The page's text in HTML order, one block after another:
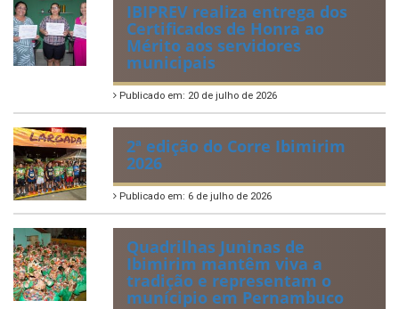
IBIPREV realiza entrega dos
Certificados de Honra ao
Mérito aos servidores
municipais
Publicado em: 20 de julho de 2026
2ª edição do Corre Ibimirim
2026
Publicado em: 6 de julho de 2026
Quadrilhas Juninas de
Ibimirim mantêm viva a
tradição e representam o
munícipio em Pernambuco